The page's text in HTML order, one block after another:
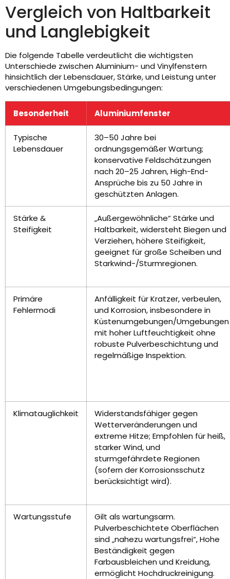
Vergleich von Haltbarkeit
und Langlebigkeit
Die folgende Tabelle verdeutlicht die wichtigsten
Unterschiede zwischen Aluminium- und Vinylfenstern
hinsichtlich der Lebensdauer, Stärke, und Leistung unter
verschiedenen Umgebungsbedingungen:
Besonderheit Aluminiumfenster
Typische
Lebensdauer
30–50 Jahre bei
ordnungsgemäßer Wartung;
konservative Feldschätzungen
nach 20–25 Jahren, High-End-
Ansprüche bis zu 50 Jahre in
geschützten Anlagen.
Stärke &
Steifigkeit
„Außergewöhnliche“ Stärke und
Haltbarkeit, widersteht Biegen und
Verziehen, höhere Steifigkeit,
geeignet für große Scheiben und
Starkwind-/Sturmregionen.
Primäre
Fehlermodi
Anfälligkeit für Kratzer, verbeulen,
und Korrosion, insbesondere in
Küstenumgebungen/Umgebungen
mit hoher Luftfeuchtigkeit ohne
robuste Pulverbeschichtung und
regelmäßige Inspektion.
Klimatauglichkeit
Widerstandsfähiger gegen
Wetterveränderungen und
extreme Hitze; Empfohlen für heiß,
starker Wind, und
sturmgefährdete Regionen
(sofern der Korrosionsschutz
berücksichtigt wird).
Wartungsstufe
Gilt als wartungsarm.
Pulverbeschichtete Oberflächen
sind „nahezu wartungsfrei“, Hohe
Beständigkeit gegen
Farbausbleichen und Kreidung,
ermöglicht Hochdruckreinigung.